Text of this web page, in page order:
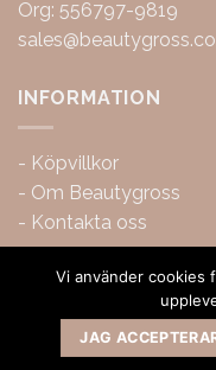
Org: 556797-9819
INFORMATION
- Köpvillkor
- Om Beautygross
- Kontakta oss
Vi använder cookies
JAG